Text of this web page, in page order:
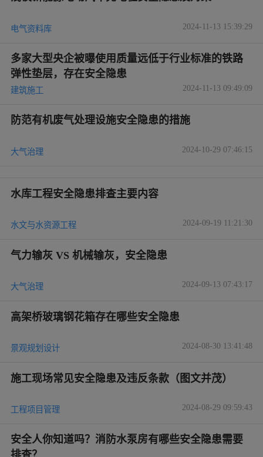
电气资料库 2024-11-13 15:39:29
多家大型央企被曝使用质量远低于行业标准的铁路
弹性垫层，存在安全隐患
建筑施工 2024-11-13 09:49:09
防范有机废气处理设施安全隐患的措施
大气治理 2024-10-29 07:46:15
水库工程安全隐患排查主要内容
水文与水资源工程 2024-09-19 11:21:30
气力输灰 VS 机械输灰，安全隐患
大气治理 2024-09-13 07:43:17
高架桥玻璃钢花箱存在哪些安全隐患
景观规划设计 2024-08-30 13:41:48
施工现场常见安全隐患及违反条款（图文并茂）
工程项目管理 2024-08-29 09:59:43
安全人你知道吗？消防水泵房有哪些安全隐患需要